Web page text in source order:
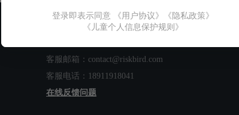
联系我们
客服邮箱：contact@riskbird.com
客服电话：18911918041
在线反馈问题
登录即表示同意 《用户协议》
《隐私政策》
《儿童个人信息保护规则》